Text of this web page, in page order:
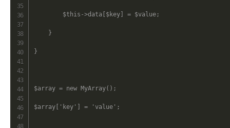
$this ->data $key] = $value;
}
}
$array = new MyArray( ) ;
$array[ 'key' = 'value' ;